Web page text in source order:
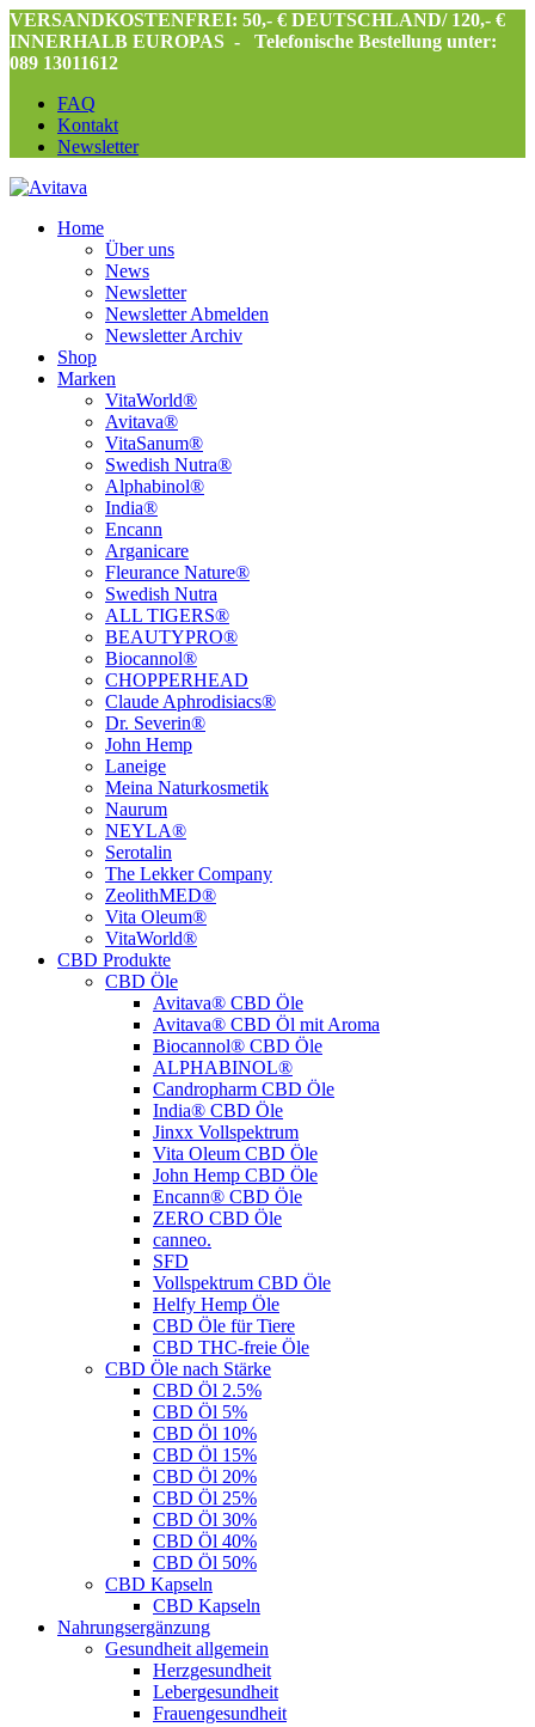
VERSANDKOSTENFREI: 50,- € DEUTSCHLAND/ 120,- €
INNERHALB EUROPAS -
Telefonische Bestellung unter:
089 13011612
FAQ
Kontakt
Newsletter
Home
Über uns
News
Newsletter
Newsletter Abmelden
Newsletter Archiv
Shop
Marken
VitaWorld®
Avitava®
VitaSanum®
Swedish Nutra®
Alphabinol®
India®
Encann
Arganicare
Fleurance Nature®
Swedish Nutra
ALL TIGERS®
BEAUTYPRO®
Biocannol®
CHOPPERHEAD
Claude Aphrodisiacs®
Dr. Severin®
John Hemp
Laneige
Meina Naturkosmetik
Naurum
NEYLA®
Serotalin
The Lekker Company
ZeolithMED®
Vita Oleum®
VitaWorld®
CBD Produkte
CBD Öle
Avitava® CBD Öle
Avitava® CBD Öl mit Aroma
Biocannol® CBD Öle
ALPHABINOL®
Candropharm CBD Öle
India® CBD Öle
Jinxx Vollspektrum
Vita Oleum CBD Öle
John Hemp CBD Öle
Encann® CBD Öle
ZERO CBD Öle
canneo.
SFD
Vollspektrum CBD Öle
Helfy Hemp Öle
CBD Öle für Tiere
CBD THC-freie Öle
CBD Öle nach Stärke
CBD Öl 2.5%
CBD Öl 5%
CBD Öl 10%
CBD Öl 15%
CBD Öl 20%
CBD Öl 25%
CBD Öl 30%
CBD Öl 40%
CBD Öl 50%
CBD Kapseln
CBD Kapseln
Nahrungsergänzung
Gesundheit allgemein
Herzgesundheit
Lebergesundheit
Frauengesundheit